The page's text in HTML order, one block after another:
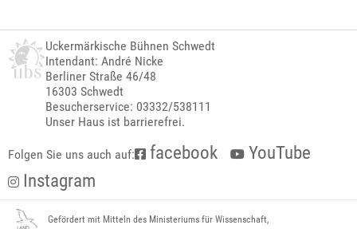
Uckermärkische Bühnen Schwedt
Intendant: André Nicke
Berliner Straße 46/48
16303 Schwedt
Besucherservice: 03332/538111
Unser Haus ist barrierefrei.
Folgen Sie uns auch auf: facebook
YouTube
Instagram
Gefördert mit Mitteln des Ministeriums für Wissenschaft,